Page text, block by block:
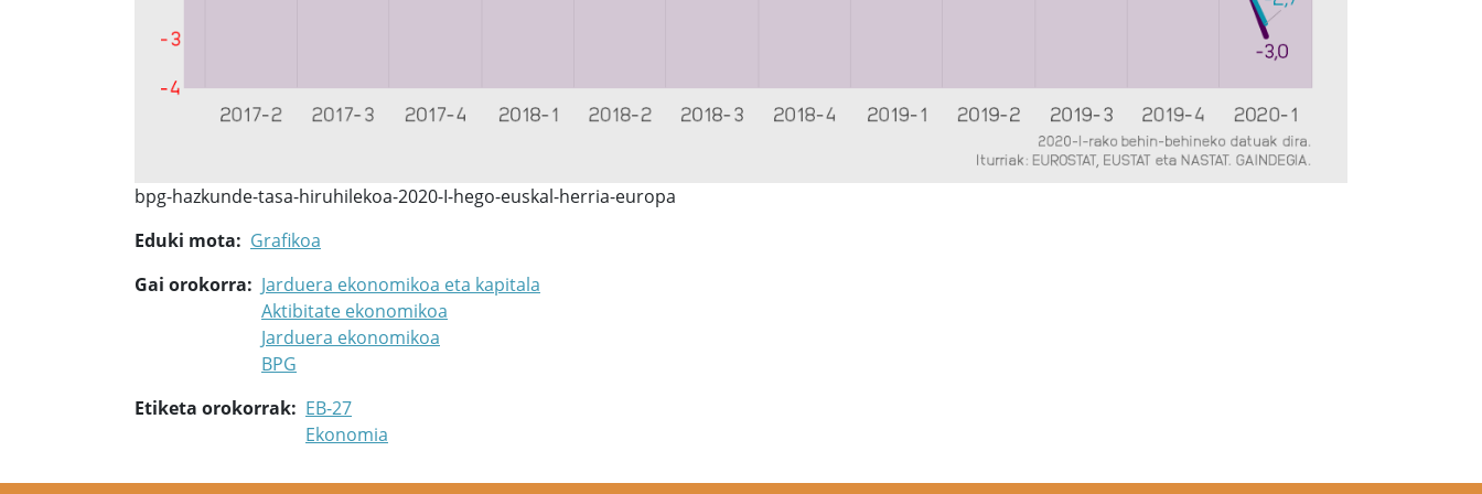
bpg-hazkunde-tasa-hiruhilekoa-2020-I-hego-euskal-herria-europa
Eduki mota
Grafikoa
Gai orokorra
Jarduera ekonomikoa eta kapitala
Aktibitate ekonomikoa
Jarduera ekonomikoa
BPG
Etiketa orokorrak
EB-27
Ekonomia